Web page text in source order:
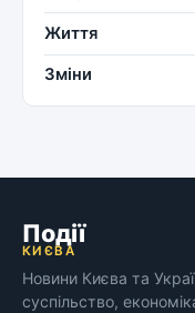
Життя
Зміни
Події
КИЄВА
Новини Києва та
суспільство,